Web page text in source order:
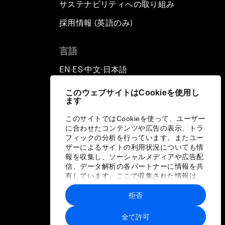
このウェブサイトはCookieを使用し
ます
このサイトではCookieを使って、ユーザー
に合わせたコンテンツや広告の表示、トラ
フィックの分析を行っています。またユー
ザーによるサイトの利用状況についても情
報を収集し、ソーシャルメディアや広告配
信、データ解析の各パートナーに情報を共
有しています。ここで収集された情報は、
ユーザーが各パートナーに提供した他の情
報や各パートナーのサービスを使用した際
に収集された情報と組み合わされ、各パー
トナーによって使用されることがありま
全て許可
拒否
サステナビリティへの取り組み
採用情報 (英語のみ)
言語
EN ▪ES▪中文▪ 日本語